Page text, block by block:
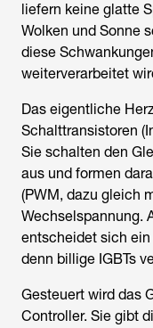
liefern keine glatte
Wolken und Sonne
diese
weiterverarbeitet
Das eigentliche
Schalttransistoren
Sie schalten den
aus und formen
(PWM, dazu gleich
Wechselspannung.
entscheidet sich ein
denn billige IGBTs
Gesteuert wird das
Controller. Sie gibt